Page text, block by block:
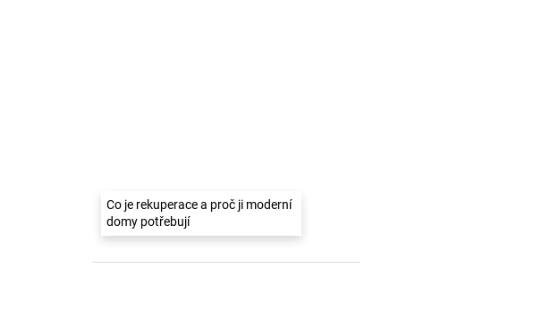
Co je rekuperace a proč ji moderní
domy potřebují